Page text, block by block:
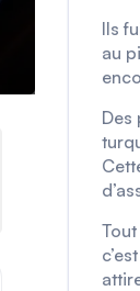
Ils
au
Des